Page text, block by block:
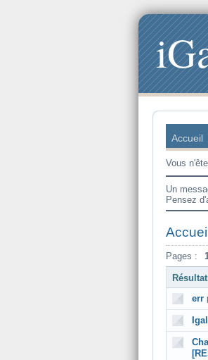
Accueil
Vous
Un
Pensez
Accueil
Pages :
err